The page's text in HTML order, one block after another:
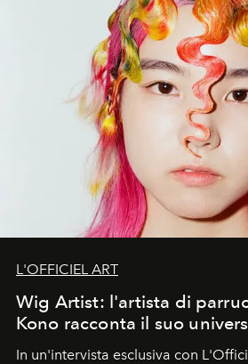
L'OFFICIEL ART
Wig Artist: l'artista di
Kono racconta il suo
In un'intervista esclusiva con